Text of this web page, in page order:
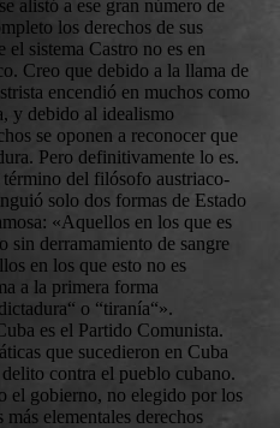
alistó a ese gran número de
los derechos de sus
sistema Castro no es en
Creo que debido a la llama de
encendió en muchos como
y debido al idealismo
se oponen a reconocer que
Pero definitivamente lo es.
término del filósofo austriaco-
solo dos formas de Estado
«Aquellos en los que es
sin derramamiento de sangre
en los que esto no es
a la primera forma
o “tiranía“».
es el Partido Comunista.
que sucedieron en Cuba
contra el pueblo cubano.
el gobierno, no elegido por los
elementales derechos